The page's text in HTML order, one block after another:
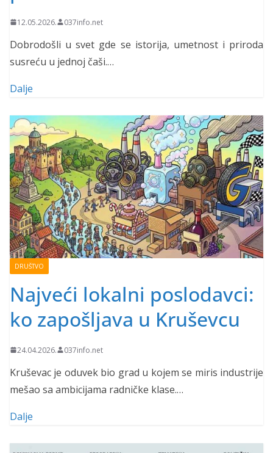
12.05.2026. 037info.net
Dobrodošli u svet gde se istorija, umetnost i priroda
susreću u jednoj čaši.…
Dalje
DRUŠTVO
Najveći lokalni poslodavci:
ko zapošljava u Kruševcu
24.04.2026. 037info.net
Kruševac je oduvek bio grad u kojem se miris industrije
mešao sa ambicijama radničke klase.…
Dalje